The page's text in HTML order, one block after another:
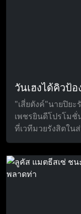
วันเฮงได้คิวป้
"เสี่ยตังค์"นายปิยะ
เพชรยินดีโปรโม
ที่เวทีมวยรังสิตใน